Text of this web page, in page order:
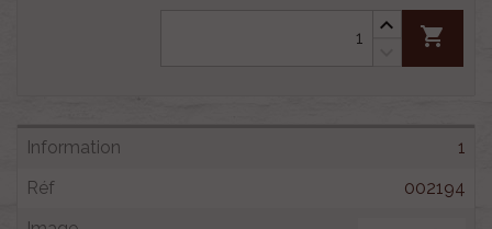
shopping_cart
1
002194